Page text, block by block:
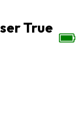
True